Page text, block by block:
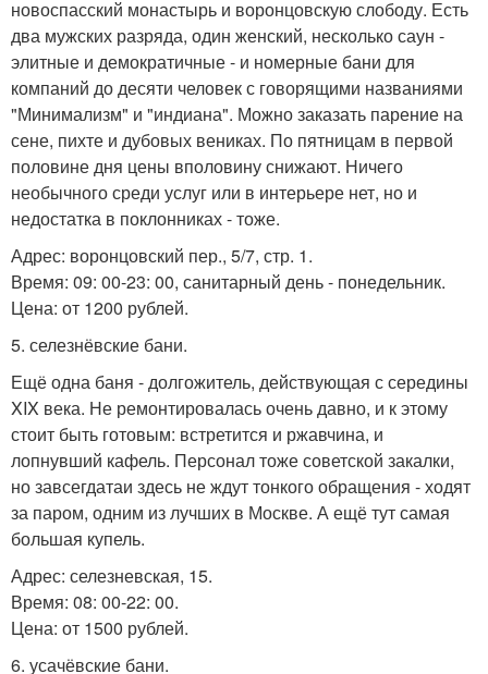
новоспасский монастырь и воронцовскую слободу. Есть
два мужских разряда, один женский, несколько саун -
элитные и демократичные - и номерные бани для
компаний до десяти человек с говорящими названиями
"Минимализм" и "индиана". Можно заказать парение на
сене, пихте и дубовых вениках. По пятницам в первой
половине дня цены вполовину снижают. Ничего
необычного среди услуг или в интерьере нет, но и
недостатка в поклонниках - тоже.
Адрес: воронцовский пер., 5/7, стр. 1.
Время: 09: 00-23: 00, санитарный день - понедельник.
Цена: от 1200 рублей.
5. селезнёвские бани.
Ещё одна баня - долгожитель, действующая с середины
XIX века. Не ремонтировалась очень давно, и к этому
стоит быть готовым: встретится и ржавчина, и
лопнувший кафель. Персонал тоже советской закалки,
но завсегдатаи здесь не ждут тонкого обращения - ходят
за паром, одним из лучших в Москве. А ещё тут самая
большая купель.
Адрес: селезневская, 15.
Время: 08: 00-22: 00.
Цена: от 1500 рублей.
6. усачёвские бани.